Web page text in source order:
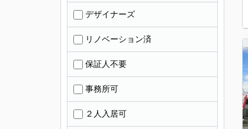
デザイナーズ
リノベーション済
保証人不要
事務所可
２人入居可